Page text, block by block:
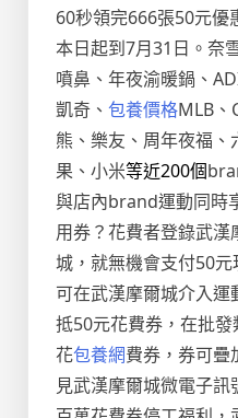
60秒領完666張50元優
本日起到7月31日。奈
噴鼻、年夜渝暖鍋、
凱奇、 包養價格MLB、
熊、樂友、周年夜福
果、小米等近200個
與店內brand運動同時
用券？花費者登錄武漢
城，就無機會支付50
可在武漢摩爾城介入
抵50元花費券，在批
花包養網費券，券可疊
見武漢摩爾城微電子